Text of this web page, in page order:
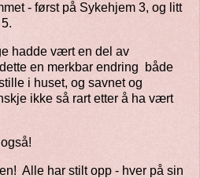
- først på Sykehjem 3, og litt
hadde vært en del av
en merkbar endring både
i huset, og savnet og
ikke så rart etter å ha vært
Alle har stilt opp - hver på sin